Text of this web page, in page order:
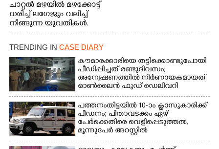
ചാറ്റൽ മഴയിൽ മഴക്കോട്ട്
ധരിച്ച് ലഗേജും വലിച്ച്
നീങ്ങുന്ന യുവതികൾ.
എറണാകുളം മേനകയിൽ
നിന്നുള്ള കാഴ്ച
TRENDING IN CASE DIARY
കൗമാരക്കാരിയെ തട്ടിക്കൊണ്ടുപോയി
പീഡിപ്പിച്ചത് രണ്ടുദിവസം;
അന്വേഷണത്തിൽ നിർണായകമായത്
ഓൺലൈൻ ഫുഡ് ഡെലിവറി
പത്തനംതിട്ടയിൽ 10-ാം ക്ലാസുകാരിക്ക്
പീഡനം; പിതാവടക്കം ഏഴ്
പേർക്കെതിരെ വെളിപ്പെടുത്തൽ,
മൂന്നുപേർ അറസ്റ്റിൽ